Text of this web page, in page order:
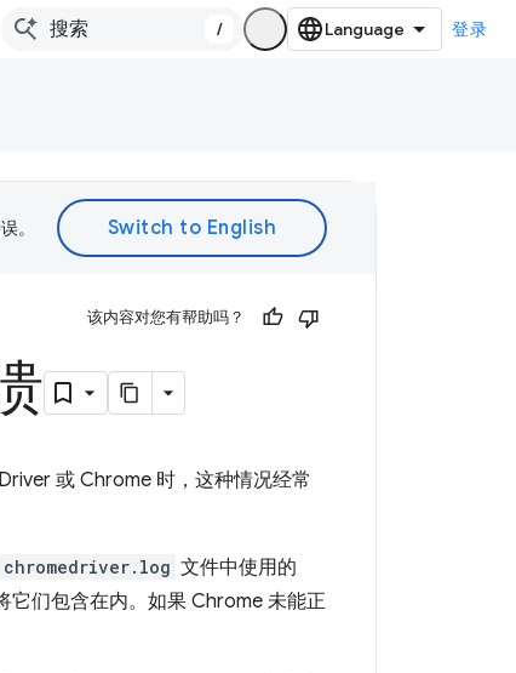
/ 登录
。
该内容对您有帮助吗？
或 Chrome 时，这种情况经常
chromedriver.log 文件中使用的
它们包含在内。如果 Chrome 未能正